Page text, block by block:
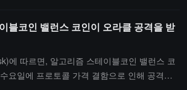
이상에 대해 Lido는 현재 기여자들이 근본 원
, 이후 공식 포럼 및 소셜 플랫폼에서 더 많은
할 것이라고 전했습니다. 전체 사건 과정에서
험에 처하지 않았습니다. 현재 초기 판단으로
블코인 밸런스 코인이 오라클 공격을 받
에 따르면, 알고리즘 스테이블코인 밸런스 코
요일에 프로토콜 가격 결함으로 인해 공격을